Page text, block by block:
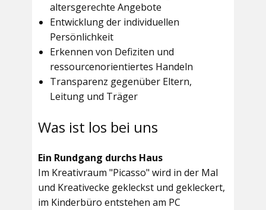
altersgerechte Angebote
Entwicklung der individuellen
Persönlichkeit
Erkennen von Defiziten und
ressourcenorientiertes Handeln
Transparenz gegenüber Eltern,
Leitung und Träger
Was ist los bei uns
Ein Rundgang durchs Haus
Im Kreativraum "Picasso" wird in der Mal
und Kreativecke gekleckst und gekleckert,
im Kinderbüro entstehen am PC